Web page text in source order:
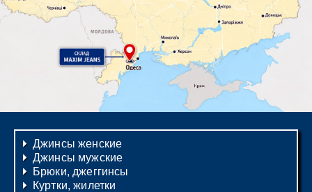
Джинсы женские
Джинсы мужские
Брюки, джеггинсы
Куртки, жилетки